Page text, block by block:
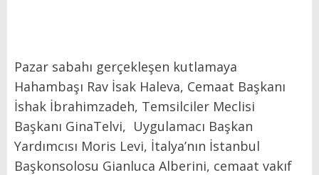
Pazar sabahı gerçekleşen kutlamaya
Hahambaşı Rav İsak Haleva, Cemaat Başkanı
İshak İbrahimzadeh, Temsilciler Meclisi
Başkanı GinaTelvi, Uygulamacı Başkan
Yardımcısı Moris Levi, İtalya’nın İstanbul
Başkonsolosu Gianluca Alberini, cemaat vakıf